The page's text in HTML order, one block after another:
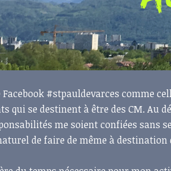
Facebook #stpauldevarces comme
qui se destinent à être des CM. Au
me soient confiées sans
de faire de même à destination